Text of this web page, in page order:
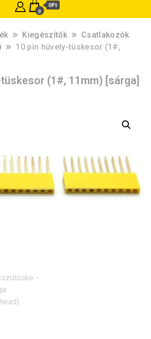
0
0Ft
Kiegészítők
Csatlakozók
10 pin hüvely-tüskesor (1#,
(1#, 11mm) [sárga]